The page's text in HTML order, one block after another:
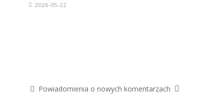
2026-05-22
Powiadomienia o nowych komentarzach